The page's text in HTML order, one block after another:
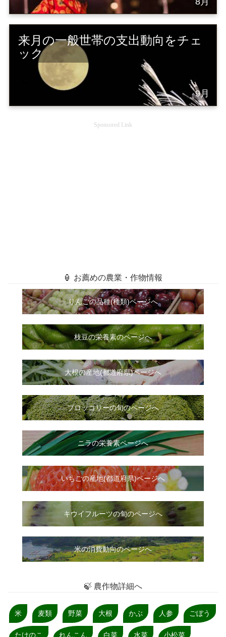
来月の一般世帯の支出動向をチェ
ック
9月
Sponsored Link
🏮 お薦めの農業・作物情報
りんごの品種(種類)ページへ
枝豆の栄養素のページへ
大根の産地(都道府県)ページへ
ブロッコリーの旬のページへ
ニラの栄養素ページへ
いちごの産地(都道府県)ページへ
キウイフルーツの旬のページへ
米の消費動向のページへ
🍃 農作物詳細へ
米 麦類 野菜 大根 かぶ 人参 ごぼう
たけのこ れんこん 白菜 水菜 小松菜